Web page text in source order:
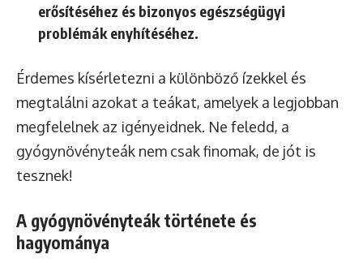
erősítéséhez és bizonyos egészségügyi
problémák enyhítéséhez.
Érdemes kísérletezni a különböző ízekkel és
megtalálni azokat a teákat, amelyek a legjobban
megfelelnek az igényeidnek. Ne feledd, a
gyógynövényteák nem csak finomak, de jót is
tesznek!
A gyógynövényteák története és
hagyománya